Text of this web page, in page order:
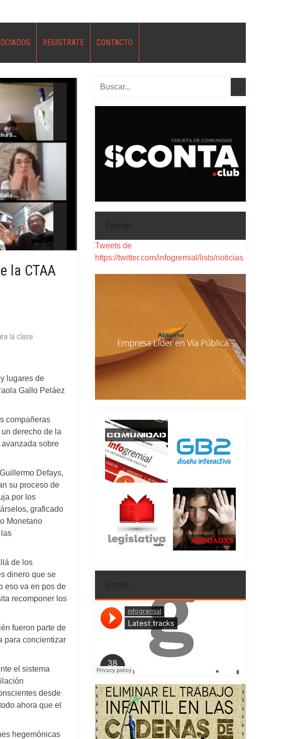
REGISTRATE CONTACTO
la CTAA
la clase
lugares de
Gallo Peláez
compañeras
derecho de la
sobre
Defays,
su proceso de
por los
graficado
Monetario
de los
dinero que se
eso va en pos de
recomponer los
fueron parte de
para concientizar
el sistema
desde
ahora que el
hegemónicas
Tweets de
https://twitter.com/infogremial/lists/noticias